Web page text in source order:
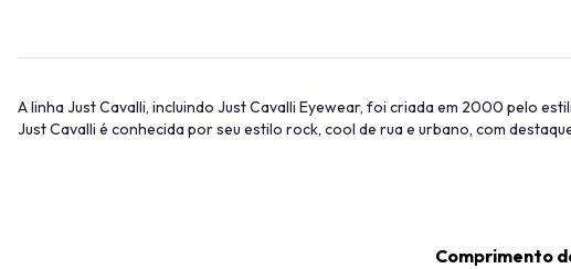
A linha Just Cavalli, incluindo Just Cavalli Eyewear, foi criada em 2000 pelo
Just Cavalli é conhecida por seu estilo rock, cool de rua e urbano, com
Comprimento